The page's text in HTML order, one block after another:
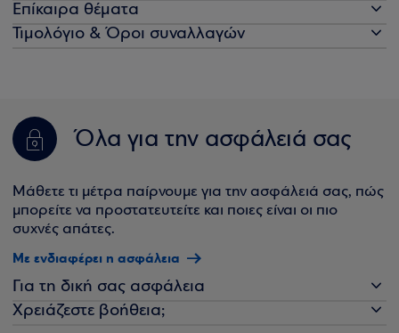
Επίκαιρα θέματα
Τιμολόγιο & Όροι συναλλαγών
Όλα για την ασφάλειά σας
Μάθετε τι μέτρα παίρνουμε για την ασφάλειά σας, πώς
μπορείτε να προστατευτείτε και ποιες είναι οι πιο
συχνές απάτες.
Με ενδιαφέρει η ασφάλεια
Για τη δική σας ασφάλεια
Χρειάζεστε βοήθεια;